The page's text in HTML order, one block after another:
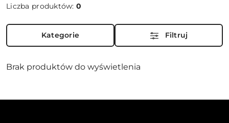
Liczba produktów:0
Kategorie Filtruj
Brak produktów do wyświetlenia